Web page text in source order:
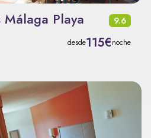
Playa 9.6
desde115€noche